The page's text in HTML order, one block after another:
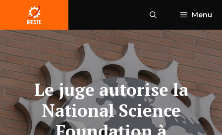
contenu
Menu
Le juge autorise la
National Science